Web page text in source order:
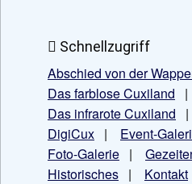
Schnellzugriff
Abschied von der
Das farblose Cuxiland |
Das infrarote Cuxiland |
DigiCux | Event-
Foto-Galerie |
Historisches | Kontakt